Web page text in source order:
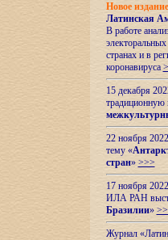
Новое
Латинская
В работе
странах и в
коронавируса
15 декабря
22 ноября
тему «
стран» >>>
17 ноября
ИЛА РАН
Бразилии»
Журнал